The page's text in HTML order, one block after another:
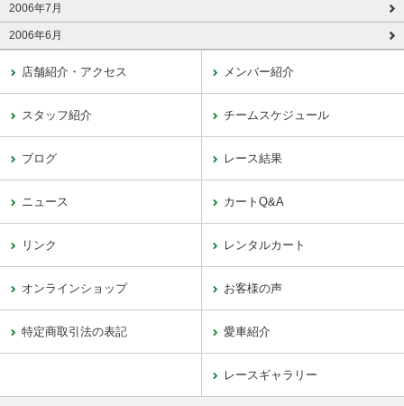
2006年7月
2006年6月
店舗紹介・アクセス メンバー紹介
スタッフ紹介 チームスケジュール
ブログ レース結果
ニュース カートQ&A
リンク レンタルカート
オンラインショップ お客様の声
特定商取引法の表記 愛車紹介
レースギャラリー